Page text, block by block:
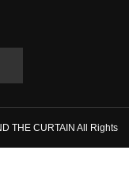
THE CURTAIN All Rights